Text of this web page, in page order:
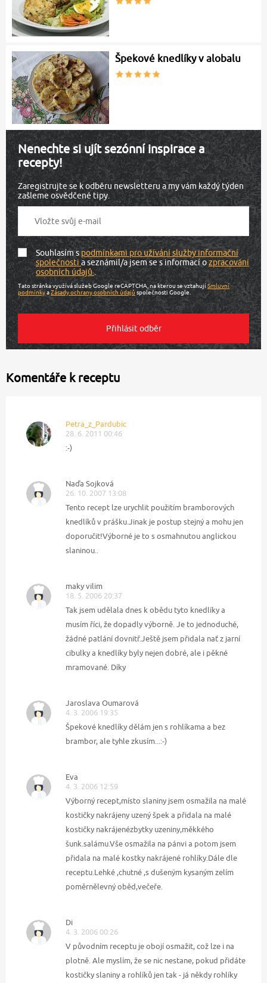
Špekové knedlíky v alobalu
Nenechte si ujít sezónní inspirace a
recepty!
Zaregistrujte se k odběru newsletteru a my vám každý týden
zašleme osvědčené tipy.
Souhlasím spodmínkami pro užívání služby informační
společnostia seznámil/a jsem se s informací ozpracování
osobních údajů.
Tato stránka využívá služeb Google reCAPTCHA, na kterou se vztahujíSmluvní
podmínkyaZásady ochrany osobních údajů společnosti Google.
Komentáře k receptu
Petra_z_Pardubic
28. 6. 2011 00:46
:-)
Naďa Sojková
26. 10. 2007 13:08
Tento recept lze urychlit použitím bramborových
knedlíků v prášku.Jinak je postup stejný a mohu jen
doporučit!Výborné je to s osmahnutou anglickou
slaninou..
maky vilim
18. 5. 2006 20:37
Tak jsem udělala dnes k obědu tyto knedlíky a
musím říci, že dopadly výborně. Je to jednoduché,
žádné patlání dovnitř.Ještě jsem přidala nať z jarní
cibulky a knedlíky byly nejen dobré, ale i pěkné
mramované. Díky
Jaroslava Oumarová
4. 3. 2006 19:35
Špekové knedlíky dělám jen s rohlíkama a bez
brambor, ale tyhle zkusím...:-)
Eva
4. 3. 2006 12:59
Výborný recept,místo slaniny jsem osmažila na malé
kostičky nakrájeny uzený špek a přidala na malé
kostičky nakrájenézbytky uzeniny,měkkého
šunk.salámu.Vše osmažila na pánvi a potom jsem
přidala na malé kostky nakrájené rohlíky.Dále dle
receptu.Lehké ,chutné ,s dušeným kysaným zelím
poměrnělevný oběd,večeře.
Di
4. 3. 2006 00:26
V původním receptu je obojí osmažit, což lze i na
plotně. Ale myslím, že se nic nestane, pokud přidáte
kostičky slaniny a rohlíků jen tak - já někdy rohlíky